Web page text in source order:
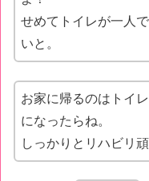
せめてトイレが一人
いと。
お家に帰るのはトイ
になったらね。
しっかりとリハビリ頑